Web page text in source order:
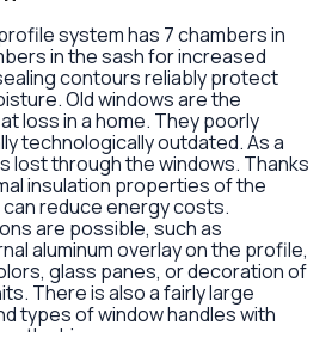
profile system has 7 chambers in
in the sash for increased
contours reliably protect
Old windows are the
loss in a home. They poorly
technologically outdated. As a
lost through the windows. Thanks
insulation properties of the
can reduce energy costs.
are possible, such as
aluminum overlay on the profile,
glass panes, or decoration of
There is also a fairly large
types of window handles with
the hinges.